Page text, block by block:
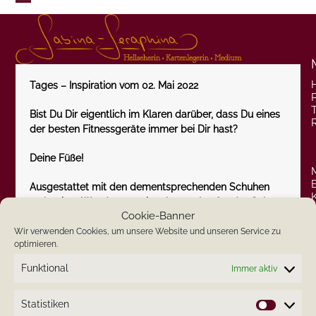
Cookie-Banner
Wir verwenden Cookies, um unsere Website und unseren Service zu
optimieren.
Funktional Immer aktiv
Statistiken
Skip
Open
mobile
menu
Close
mobile
menu
Tages – Inspiration vom 02. Mai 2022
Bist Du Dir eigentlich im Klaren darüber, dass Du eines
der besten Fitnessgeräte immer bei Dir hast?
Deine Füße!
Ausgestattet mit den dementsprechenden Schuhen
Pause oder einem Spaziergang nichts im Wege.
Oft kommen die besten Ideen bei Laufen oder Gehen.
Fitbleiben.
Vielleicht ist ja auch bei Dir ein kleines „Ründchen“